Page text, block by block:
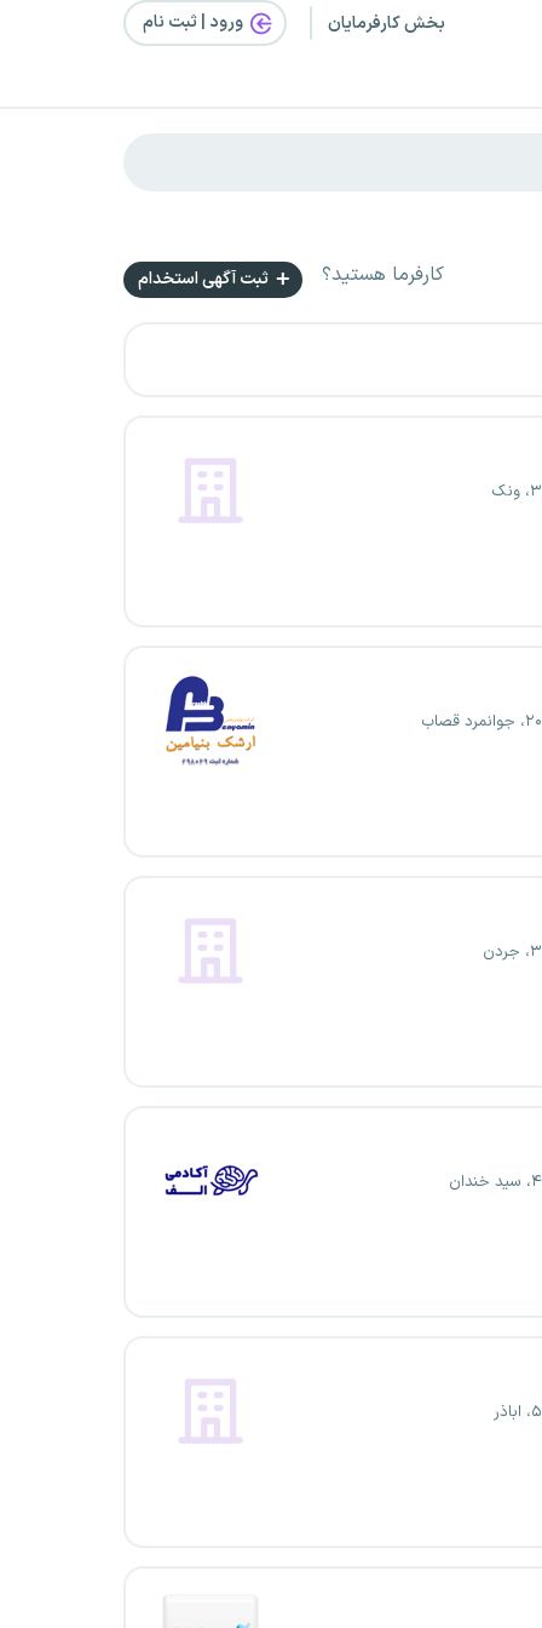
بخش کارفرمایان ورود | ثبت‌ نام
کارفرما هستید؟ ثبت آگهی استخدام